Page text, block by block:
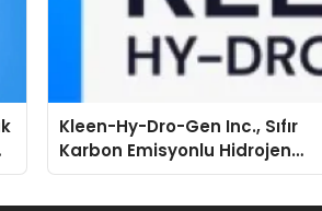
Kleen-Hy-Dro-Gen Inc., Sıfır
Karbon Emisyonlu Hidrojen
Isıtma Teknolojisinde ISO ve